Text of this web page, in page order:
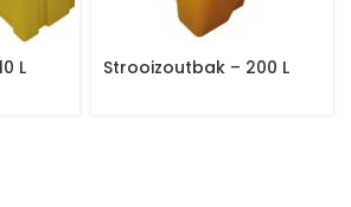
L Strooizoutbak – 200 L